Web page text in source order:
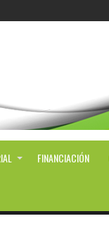
FINANCIACIÓN